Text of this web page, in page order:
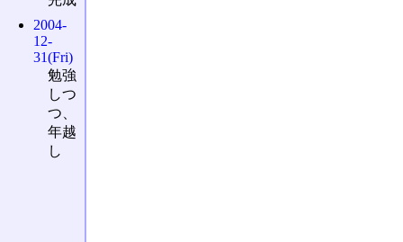
2004-
12-
31(Fri)
勉強
しつ
つ、
年越
し